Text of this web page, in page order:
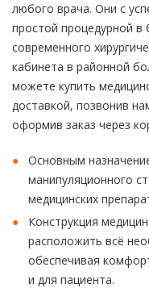
любого врача. Они с
простой процедурной
современного
кабинета в районной
можете купить
доставкой, позвонив
оформив заказ через
Основным
манипуляционного
медицинских
Конструкция
расположить всё
обеспечивая
и для пациента.